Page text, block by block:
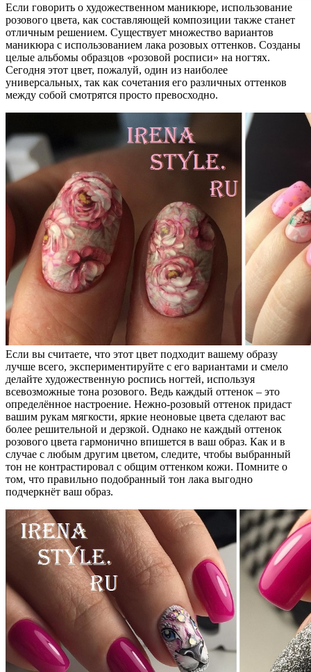
Если говорить о художественном маникюре, использование
розового цвета, как составляющей композиции также станет
отличным решением. Существует множество вариантов
маникюра с использованием лака розовых оттенков. Созданы
целые альбомы образцов «розовой росписи» на ногтях.
Сегодня этот цвет, пожалуй, один из наиболее
универсальных, так как сочетания его различных оттенков
между собой смотрятся просто превосходно.
Если вы считаете, что этот цвет подходит вашему образу
лучше всего, экспериментируйте с его вариантами и смело
делайте художественную роспись ногтей, используя
всевозможные тона розового. Ведь каждый оттенок – это
определённое настроение. Нежно-розовый оттенок придаст
вашим рукам мягкости, яркие неоновые цвета сделают вас
более решительной и дерзкой. Однако не каждый оттенок
розового цвета гармонично впишется в ваш образ. Как и в
случае с любым другим цветом, следите, чтобы выбранный
тон не контрастировал с общим оттенком кожи. Помните о
том, что правильно подобранный тон лака выгодно
подчеркнёт ваш образ.